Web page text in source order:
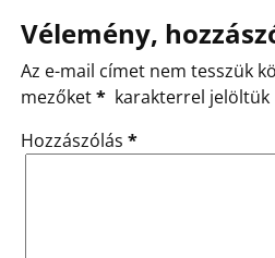
Vélemény,
Az e-mail címet nem tesszük
mezőket* karakterrel jelöltük
Hozzászólás *